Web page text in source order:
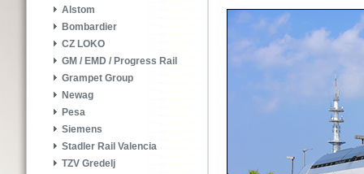
Alstom
Bombardier
CZ LOKO
GM / EMD / Progress Rail
Grampet Group
Newag
Pesa
Siemens
Stadler Rail Valencia
TZV Gredelj